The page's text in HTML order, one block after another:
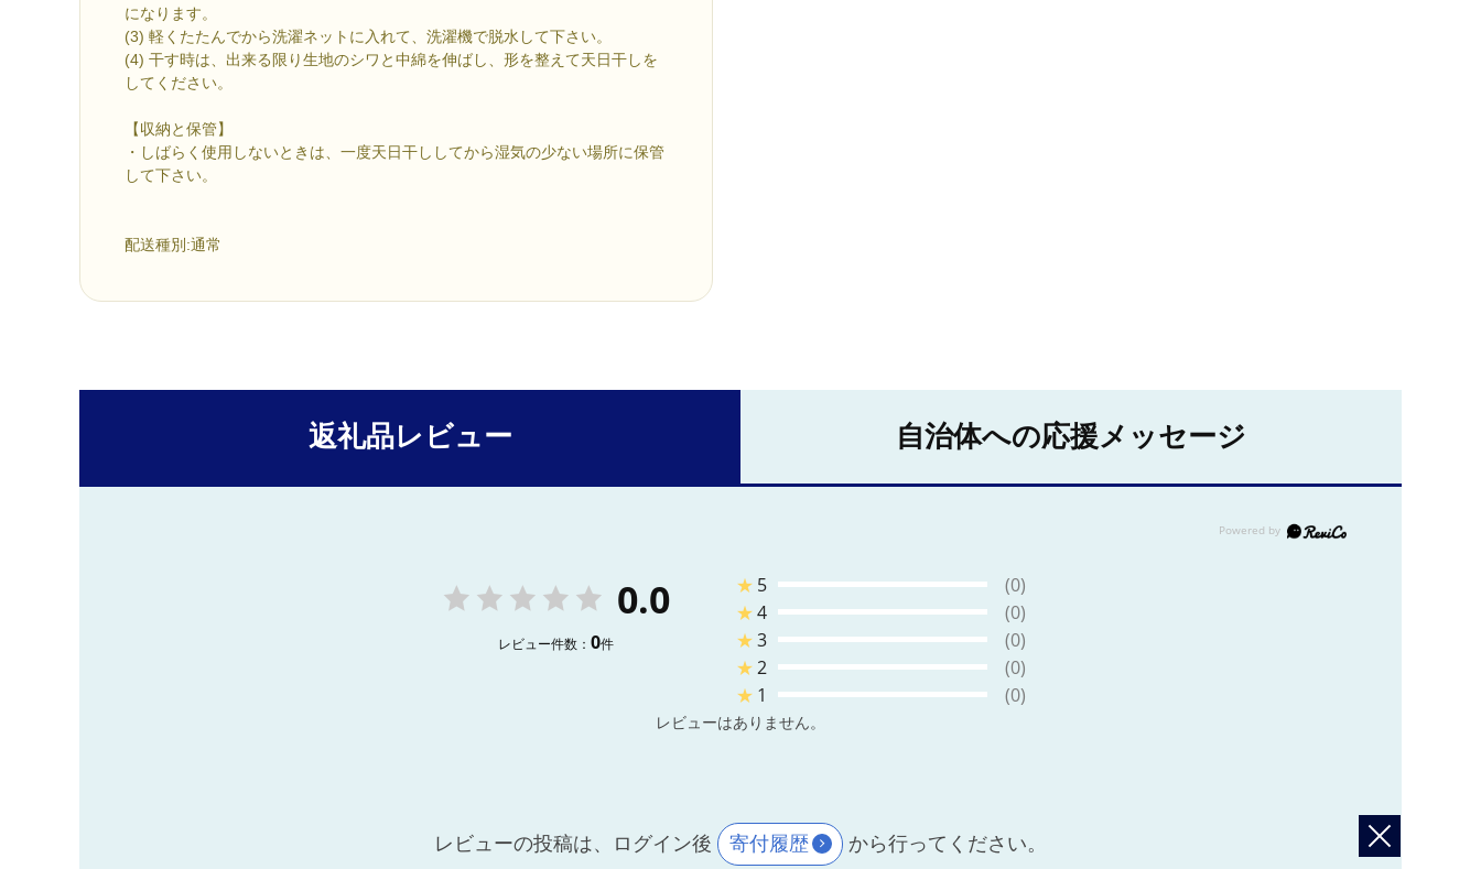
になります。
(3) 軽くたたんでから洗濯ネットに入れて、洗濯機で脱水して下さい。
(4) 干す時は、出来る限り生地のシワと中綿を伸ばし、形を整えて天日干しを
してください。
【収納と保管】
・しばらく使用しないときは、一度天日干ししてから湿気の少ない場所に保管
して下さい。
配送種別:通常
返礼品レビュー 自治体への応援メッセージ
0.0
レビュー件数： 0件
★ 5
(0)
★4
(0)
★3
(0)
★2
(0)
★ 1 (0)
レビューはありません。
レビューの投稿は、ログイン後 寄付履歴 から行ってください。